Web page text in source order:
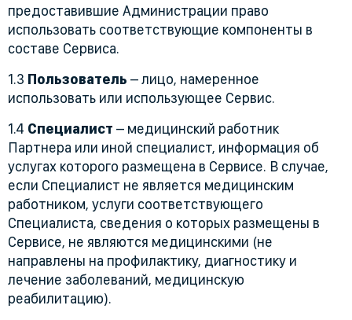
предоставившие Администрации право
использовать соответствующие компоненты в
составе Сервиса.
1.3 Пользователь – лицо, намеренное
использовать или использующее Сервис.
1.4 Специалист – медицинский работник
Партнера или иной специалист, информация об
услугах которого размещена в Сервисе. В случае,
если Специалист не является медицинским
работником, услуги соответствующего
Специалиста, сведения о которых размещены в
Сервисе, не являются медицинскими (не
направлены на профилактику, диагностику и
лечение заболеваний, медицинскую
реабилитацию).